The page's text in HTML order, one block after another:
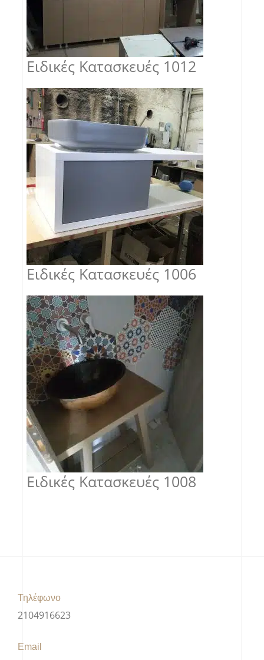
Ειδικές Κατασκευές 1012
Ειδικές Κατασκευές 1006
Ειδικές Κατασκευές 1008
Τηλέφωνο
2104916623
Email